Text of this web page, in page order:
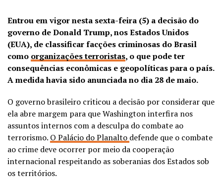
Entrou em vigor nesta sexta-feira (5) a decisão do
governo de Donald Trump, nos Estados Unidos
(EUA), de classificar facções criminosas do Brasil
como organizações terroristas, o que pode ter
consequências econômicas e geopolíticas para o país.
A medida havia sido anunciada no dia 28 de maio.
O governo brasileiro criticou a decisão por considerar que
ela abre margem para que Washington interfira nos
assuntos internos com a desculpa do combate ao
terrorismo. O Palácio do Planalto defende que o combate
ao crime deve ocorrer por meio da cooperação
internacional respeitando as soberanias dos Estados sob
os territórios.